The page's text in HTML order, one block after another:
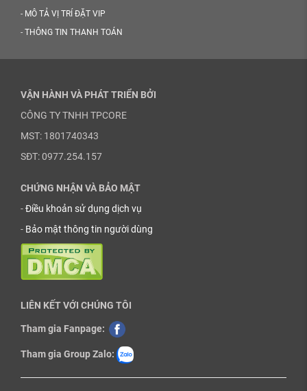
- MÔ TẢ VỊ TRÍ ĐẶT VIP
- THÔNG TIN THANH TOÁN
VẬN HÀNH VÀ PHÁT TRIỂN BỞI
CÔNG TY TNHH TPCORE
MST: 1801740343
SĐT: 0977.254.157
CHỨNG NHẬN VÀ BẢO MẬT
-Điều khoản sử dụng dịch vụ
- Bảo mật thông tin người dùng
LIÊN KẾT VỚI CHÚNG TÔI
Tham gia Fanpage:
Tham gia Group Zalo: